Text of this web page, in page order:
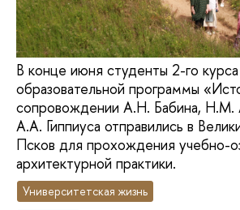
В конце июня студенты 2-го курса
образовательной программы
сопровождении А.Н. Бабина, Н.М.
А.А. Гиппиуса отправились в
Псков для прохождения учебно-
архитектурной практики.
Университетская жизнь